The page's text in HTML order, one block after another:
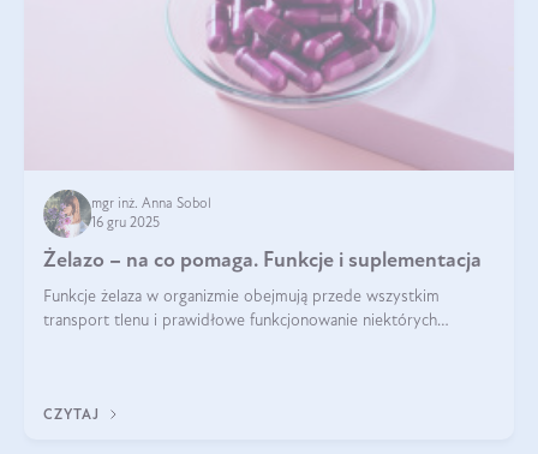
mgr inż. Anna Sobol
16 gru 2025
Żelazo – na co pomaga. Funkcje i suplementacja
Funkcje żelaza w organizmie obejmują przede wszystkim
transport tlenu i prawidłowe funkcjonowanie niektórych
CZYTAJ